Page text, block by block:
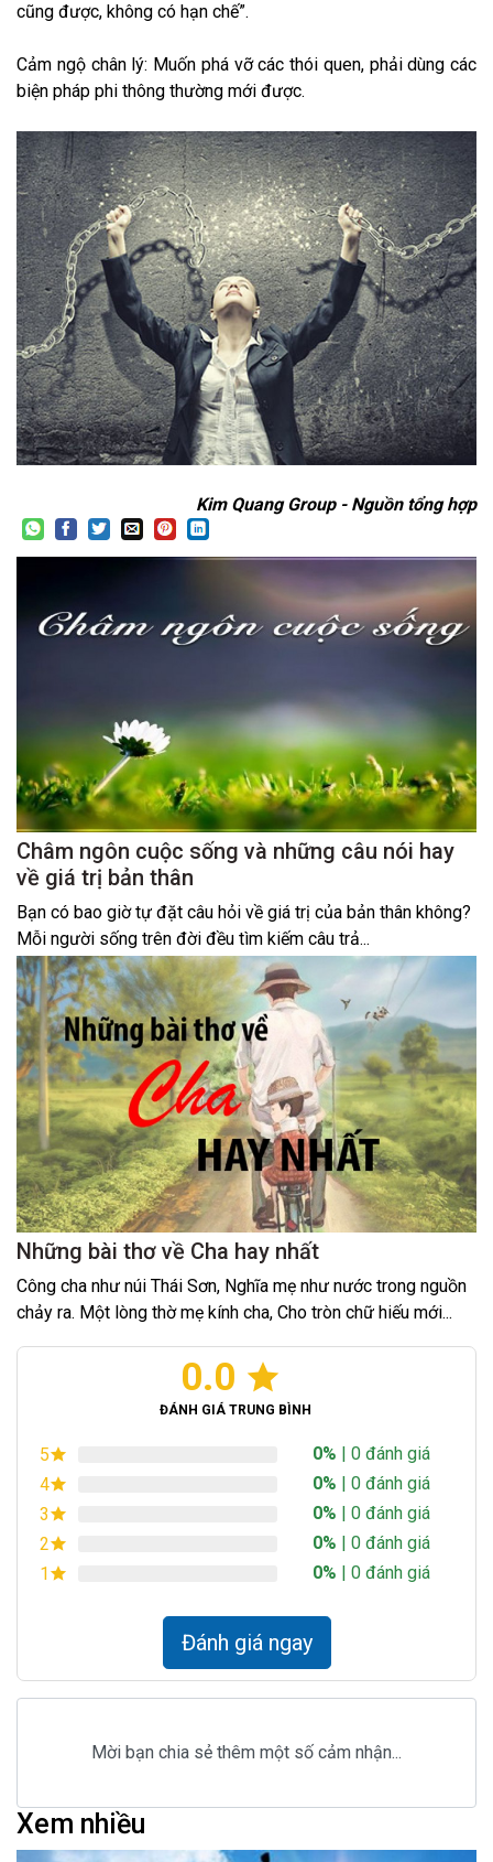
cũng được, không có hạn chế”.
Cảm ngộ chân lý: Muốn phá vỡ các thói quen, phải dùng các
biện pháp phi thông thường mới được.
Kim Quang Group - Nguồn tổng hợp
Châm ngôn cuộc sống và những câu nói hay
về giá trị bản thân
Bạn có bao giờ tự đặt câu hỏi về giá trị của bản thân không?
Mỗi người sống trên đời đều tìm kiếm câu trả...
Những bài thơ về Cha hay nhất
Công cha như núi Thái Sơn, Nghĩa mẹ như nước trong nguồn
chảy ra. Một lòng thờ mẹ kính cha, Cho tròn chữ hiếu mới...
0.0
ĐÁNH GIÁ TRUNG BÌNH
5 0% | 0 đánh giá
4
0% | 0 đánh giá
3
0% | 0 đánh giá
2
0% | 0 đánh giá
1
0% | 0 đánh giá
Đánh giá ngay
Mời bạn chia sẻ thêm một số cảm nhận...
Xem nhiều